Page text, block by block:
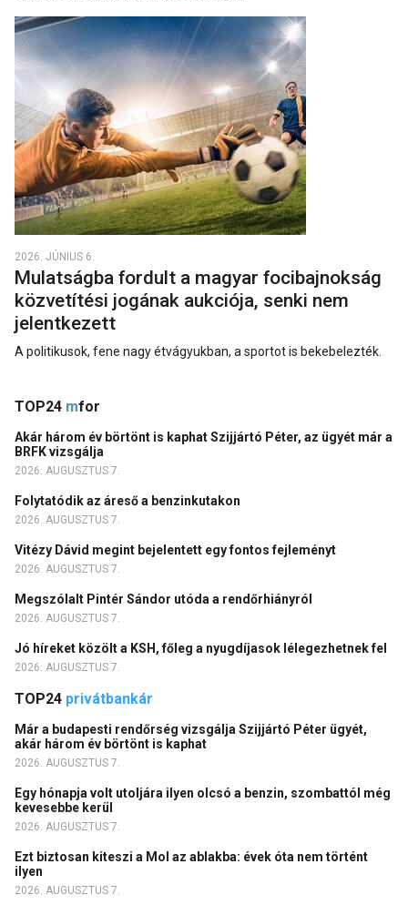
2026. JÚNIUS 6.
Mulatságba fordult a magyar focibajnokság
közvetítési jogának aukciója, senki nem
jelentkezett
A politikusok, fene nagy étvágyukban, a sportot is bekebelezték.
TOP24 mfor
Akár három év börtönt is kaphat Szijjártó Péter, az ügyét már a
BRFK vizsgálja
2026. AUGUSZTUS 7.
Folytatódik az áreső a benzinkutakon
2026. AUGUSZTUS 7.
Vitézy Dávid megint bejelentett egy fontos fejleményt
2026. AUGUSZTUS 7.
Megszólalt Pintér Sándor utóda a rendőrhiányról
2026. AUGUSZTUS 7.
Jó híreket közölt a KSH, főleg a nyugdíjasok lélegezhetnek fel
2026. AUGUSZTUS 7.
TOP24 privátbankár
Már a budapesti rendőrség vizsgálja Szijjártó Péter ügyét,
akár három év börtönt is kaphat
2026. AUGUSZTUS 7.
Egy hónapja volt utoljára ilyen olcsó a benzin, szombattól még
kevesebbe kerül
2026. AUGUSZTUS 7.
Ezt biztosan kiteszi a Mol az ablakba: évek óta nem történt
ilyen
2026. AUGUSZTUS 7.